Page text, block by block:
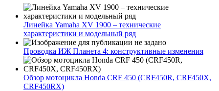
Линейка Yamaha XV 1900 – технические
характеристики и модельный ряд
Проводка ИЖ Планета 4: конструктивные изменения
Обзор мотоцикла Honda CRF 450 (CRF450R, CRF450X,
CRF450RX)